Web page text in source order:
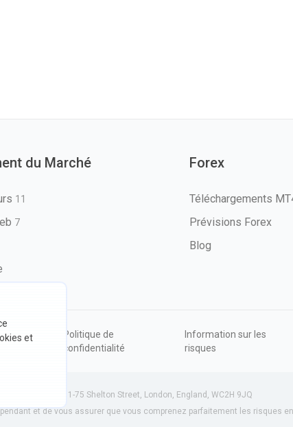
et
du Marché
11
7
Forex
Téléchargements
Prévisions Forex
Blog
Politique de
confidentialité
Information sur les
risques
(Angleterre) | 71-75 Shelton Street, London, England, WC2H 9JQ
et de vous assurer que vous comprenez parfaitement les risques